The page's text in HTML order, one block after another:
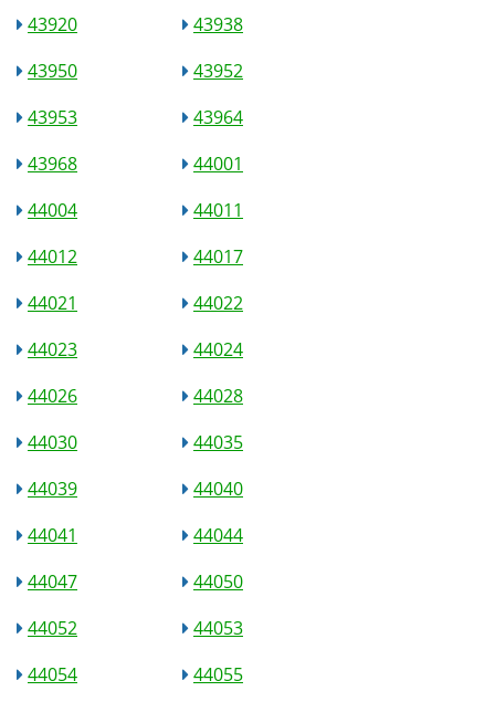
43920
43938
43950
43952
43953
43964
43968
44001
44004
44011
44012
44017
44021
44022
44023
44024
44026
44028
44030
44035
44039
44040
44041
44044
44047
44050
44052
44053
44054
44055